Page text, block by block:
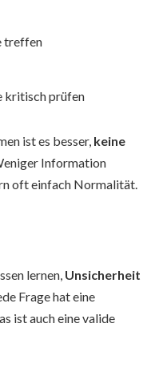
treffen
kritisch prüfen
ist es besser, keine
Information
oft einfach Normalität.
lernen, Unsicherheit
Frage hat eine
ist auch eine valide